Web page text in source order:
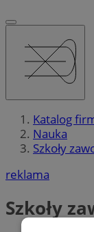
Katalog
Nauka
Szkoły
reklama
Szkoły